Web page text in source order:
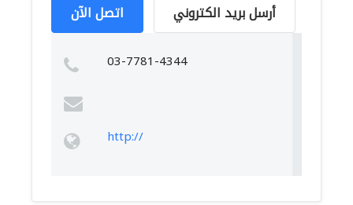
اتصل الآن أرسل بريد الكتروني
03-7781-4344
http://